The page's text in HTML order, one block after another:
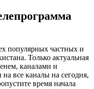
популярных частных и
Только актуальная
каналами и
все каналы на сегодня,
время начала